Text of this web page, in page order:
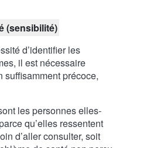
(sensibilité)
d’identifier les
il est nécessaire
suffisamment précoce,
les personnes elles-
qu’elles ressentent
d’aller consulter, soit